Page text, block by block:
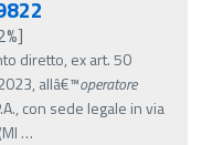
diretto, ex art. 50
allâ€™operatore
con sede legale in via
…